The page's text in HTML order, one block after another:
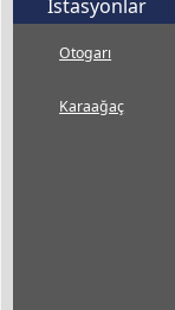
İstasyonlar
Otogarı
Karaağaç